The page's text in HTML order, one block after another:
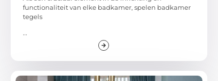
functionaliteit van elke badkamer, spelen badkamer
tegels
...